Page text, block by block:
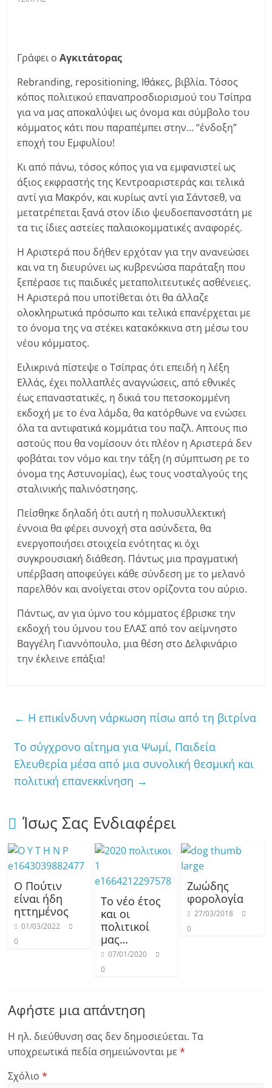
Γράφει οΑγκιτάτορας
Rebranding, repositioning, Ιθάκες, βιβλία. Τόσος
κόπος πολιτικού επαναπροσδιορισμού του Τσίπρα
για να μας αποκαλύψει ως όνομα και σύμβολο του
κόμματος κάτι που παραπέμπει στην… “ένδοξη”
εποχή του Εμφυλίου!
Κι από πάνω, τόσος κόπος για να εμφανιστεί ως
άξιος εκφραστής της Κεντροαριστεράς και τελικά
αντί για Μακρόν, και κυρίως αντί για Σάντσεθ, να
μετατρέπεται ξανά στον ίδιο ψευδοεπανσστάτη με
τα τις ίδιες αστείες παλαιοκομματικές αναφορές.
Η Αριστερά που δήθεν ερχόταν για την ανανεώσει
και να τη διευρύνει ως κυβρενώσα παράταξη που
ξεπέρασε τις παιδικές μεταπολιτευτικές ασθένειες.
Η Αριστερά που υποτίθεται ότι θα άλλαζε
ολοκληρωτικά πρόσωπο και τελικά επανέρχεται με
το όνομα της να στέκει κατακόκκινα στη μέσω του
νέου κόμματος.
Ειλικρινά πίστεψε ο Τσίπρας ότι επειδή η λέξη
Ελλάς, έχει πολλαπλές αναγνώσεις, από εθνικές
έως επαναστατικές, η δικιά του πετσοκομμένη
εκδοχή με το ένα λάμδα, θα κατόρθωνε να ενώσει
όλα τα αντιφατικά κομμάτια του παζλ. Απτους πιο
αστούς που θα νομίσουν ότι πλέον η Αριστερά δεν
φοβάται τον νόμο και την τάξη (η σύμπτωση ρε το
όνομα της Αστυνομίας), έως τους νοσταλγούς της
σταλινικής παλινόστησης.
Πείσθηκε δηλαδή ότι αυτή η πολυσυλλεκτική
έννοια θα φέρει συνοχή στα ασύνδετα, θα
ενεργοποιήσει στοιχεία ενότητας κι όχι
συγκρουσιακή διάθεση. Πάντως μια πραγματική
υπέρβαση αποφεύγει κάθε σύνδεση με το μελανό
παρελθόν και ανοίγεται στον ορίζοντα του αύριο.
Πάντως, αν για ύμνο του κόμματος έβρισκε την
εκδοχή του ύμνου του ΕΛΑΣ από τον αείμνηστο
Βαγγέλη Γιαννόπουλο, μια θέση στο Δελφινάριο
την έκλεινε επάξια!
← Η επικίνδυνη νάρκωση πίσω από τη βιτρίνα
Το σύγχρονο αίτημα για Ψωμί, Παιδεία
Ελευθερία μέσα από μια συνολική θεσμική και
πολιτική επανεκκίνηση →
Ίσως Σας Ενδιαφέρει
Ο Πούτιν
είναι ήδη
ηττημένος
01/03/2022
0
Το νέο έτος
και οι
πολιτικοί
μας…
07/01/2020
0
Ζωώδης
φορολογία
27/03/2018
0
Αφήστε μια απάντηση
Η ηλ. διεύθυνση σας δεν δημοσιεύεται. Τα
υποχρεωτικά πεδία σημειώνονται με*
Σχόλιο*